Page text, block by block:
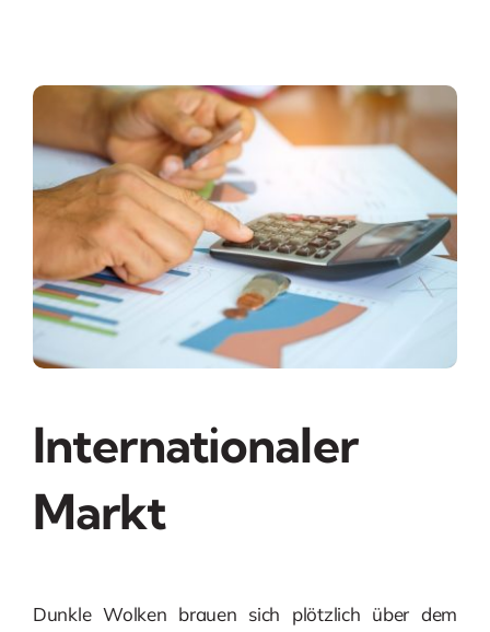
Internationaler
Markt
Dunkle Wolken brauen sich plötzlich über dem